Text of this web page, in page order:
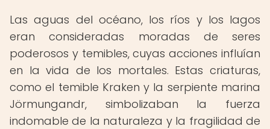
Las aguas del océano, los ríos y los lagos
eran consideradas moradas de seres
poderosos y temibles, cuyas acciones influían
en la vida de los mortales. Estas criaturas,
como el temible Kraken y la serpiente marina
Jörmungandr, simbolizaban la fuerza
indomable de la naturaleza y la fragilidad de